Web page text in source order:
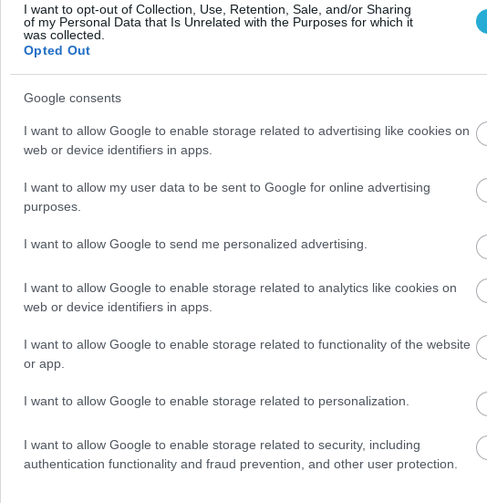
I want to opt-out of Collection, Use, Retention, Sale, and/or Sharing
of my Personal Data that Is Unrelated with the Purposes for which it
was collected.
Opted Out
Google consents
I want to allow Google to enable storage related to advertising like cookies on
web or device identifiers in apps.
I want to allow my user data to be sent to Google for online advertising
purposes.
I want to allow Google to send me personalized advertising.
I want to allow Google to enable storage related to analytics like cookies on
web or device identifiers in apps.
I want to allow Google to enable storage related to functionality of the website
or app.
I want to allow Google to enable storage related to personalization.
I want to allow Google to enable storage related to security, including
authentication functionality and fraud prevention, and other user protection.